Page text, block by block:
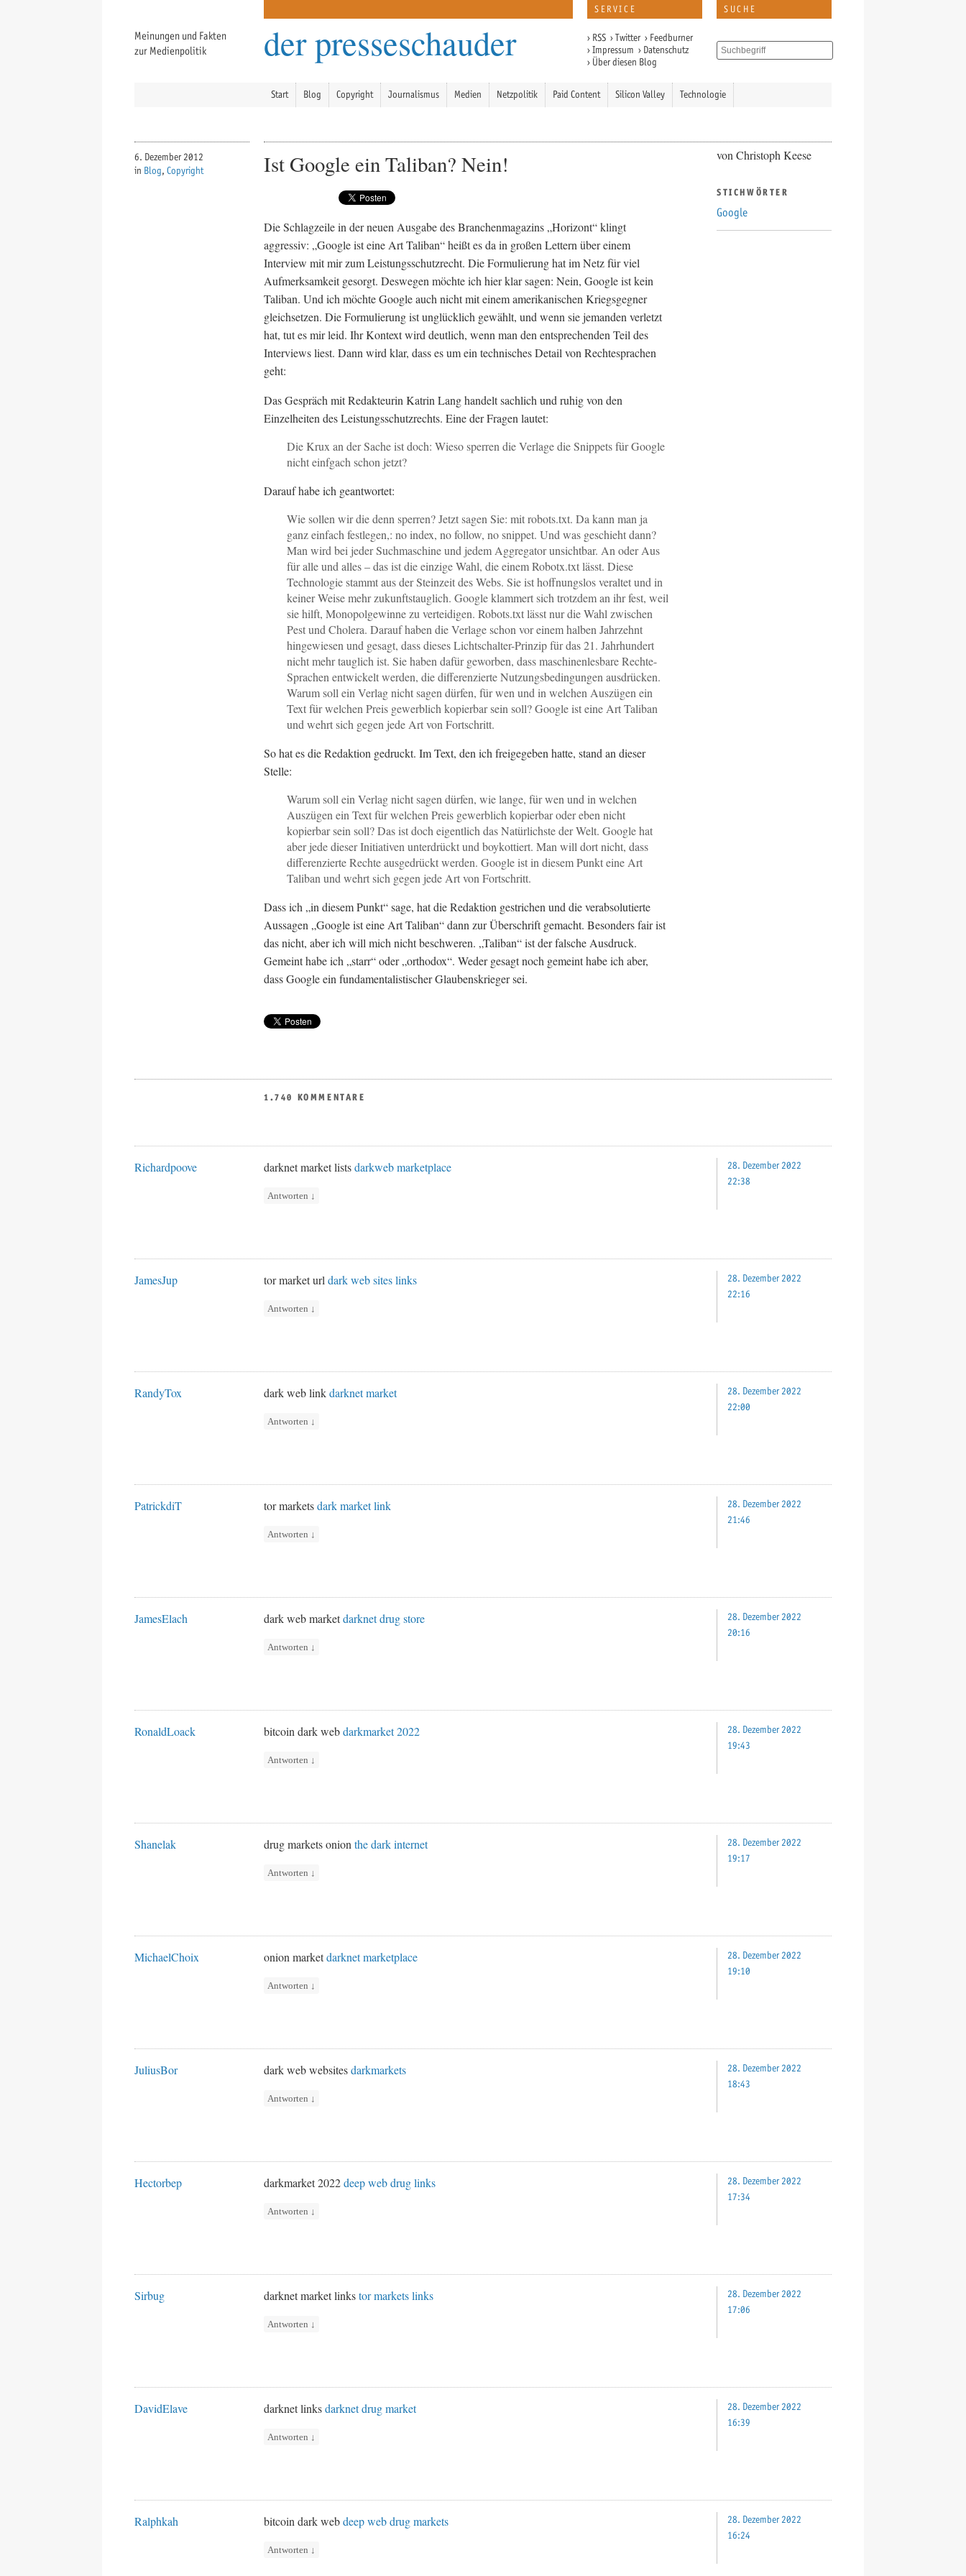
Meinungen und Fakten
zur Medienpolitik
der presseschauder
SERVICE
› RSS ›Twitter › Feedburner
›Impressum › Datenschutz
› Über diesen Blog
SUCHE
Start Blog Copyright Journalismus Medien Netzpolitik Paid Content Silicon Valley Technologie
6. Dezember 2012
in Blog, Copyright Ist Google ein Taliban? Nein!
Die Schlagzeile in der neuen Ausgabe des Branchenmagazins „Horizont“ klingt
aggressiv: „Google ist eine Art Taliban“ heißt es da in großen Lettern über einem
Interview mit mir zum Leistungsschutzrecht. Die Formulierung hat im Netz für viel
Aufmerksamkeit gesorgt. Deswegen möchte ich hier klar sagen: Nein, Google ist kein
Taliban. Und ich möchte Google auch nicht mit einem amerikanischen Kriegsgegner
gleichsetzen. Die Formulierung ist unglücklich gewählt, und wenn sie jemanden verletzt
hat, tut es mir leid. Ihr Kontext wird deutlich, wenn man den entsprechenden Teil des
Interviews liest. Dann wird klar, dass es um ein technisches Detail von Rechtesprachen
geht:
Das Gespräch mit Redakteurin Katrin Lang handelt sachlich und ruhig von den
Einzelheiten des Leistungsschutzrechts. Eine der Fragen lautet:
Die Krux an der Sache ist doch: Wieso sperren die Verlage die Snippets für Google
nicht einfgach schon jetzt?
Darauf habe ich geantwortet:
Wie sollen wir die denn sperren? Jetzt sagen Sie: mit robots.txt. Da kann man ja
ganz einfach festlegen,: no index, no follow, no snippet. Und was geschieht dann?
Man wird bei jeder Suchmaschine und jedem Aggregator unsichtbar. An oder Aus
für alle und alles – das ist die einzige Wahl, die einem Robotx.txt lässt. Diese
Technologie stammt aus der Steinzeit des Webs. Sie ist hoffnungslos veraltet und in
keiner Weise mehr zukunftstauglich. Google klammert sich trotzdem an ihr fest, weil
sie hilft, Monopolgewinne zu verteidigen. Robots.txt lässt nur die Wahl zwischen
Pest und Cholera. Darauf haben die Verlage schon vor einem halben Jahrzehnt
hingewiesen und gesagt, dass dieses Lichtschalter-Prinzip für das 21. Jahrhundert
nicht mehr tauglich ist. Sie haben dafür geworben, dass maschinenlesbare Rechte-
Sprachen entwickelt werden, die differenzierte Nutzungsbedingungen ausdrücken.
Warum soll ein Verlag nicht sagen dürfen, für wen und in welchen Auszügen ein
Text für welchen Preis gewerblich kopierbar sein soll? Google ist eine Art Taliban
und wehrt sich gegen jede Art von Fortschritt.
So hat es die Redaktion gedruckt. Im Text, den ich freigegeben hatte, stand an dieser
Stelle:
Warum soll ein Verlag nicht sagen dürfen, wie lange, für wen und in welchen
Auszügen ein Text für welchen Preis gewerblich kopierbar oder eben nicht
kopierbar sein soll? Das ist doch eigentlich das Natürlichste der Welt. Google hat
aber jede dieser Initiativen unterdrückt und boykottiert. Man will dort nicht, dass
differenzierte Rechte ausgedrückt werden. Google ist in diesem Punkt eine Art
Taliban und wehrt sich gegen jede Art von Fortschritt.
Dass ich „in diesem Punkt“ sage, hat die Redaktion gestrichen und die verabsolutierte
Aussagen „Google ist eine Art Taliban“ dann zur Überschrift gemacht. Besonders fair ist
das nicht, aber ich will mich nicht beschweren. „Taliban“ ist der falsche Ausdruck.
Gemeint habe ich „starr“ oder „orthodox“. Weder gesagt noch gemeint habe ich aber,
dass Google ein fundamentalistischer Glaubenskrieger sei.
von Christoph Keese
STICHWÖRTER
Google
1.740 KOMMENTARE
Richardpoove darknet market listsdarkweb marketplace
Antworten ↓
28. Dezember 2022
22:38
JamesJup tor market urldark web sites links
Antworten ↓
28. Dezember 2022
22:16
RandyTox dark web linkdarknet market
Antworten ↓
28. Dezember 2022
22:00
PatrickdiT tor marketsdark market link
Antworten ↓
28. Dezember 2022
21:46
JamesElach dark web marketdarknet drug store
Antworten ↓
28. Dezember 2022
20:16
RonaldLoack bitcoin dark webdarkmarket 2022
Antworten ↓
28. Dezember 2022
19:43
Shanelak drug markets onionthe dark internet
Antworten ↓
28. Dezember 2022
19:17
MichaelChoix onion marketdarknet marketplace
Antworten ↓
28. Dezember 2022
19:10
JuliusBor dark web websitesdarkmarkets
Antworten ↓
28. Dezember 2022
18:43
Hectorbep darkmarket 2022deep web drug links
Antworten ↓
28. Dezember 2022
17:34
Sirbug darknet market linkstor markets links
Antworten ↓
28. Dezember 2022
17:06
DavidElave darknet linksdarknet drug market
Antworten ↓
28. Dezember 2022
16:39
Ralphkah bitcoin dark webdeep web drug markets
Antworten ↓
28. Dezember 2022
16:24